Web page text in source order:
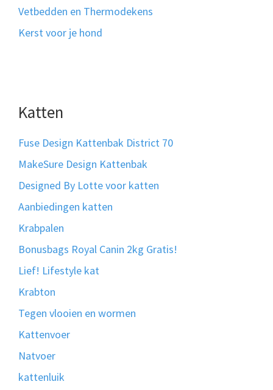
Vetbedden en Thermodekens
Kerst voor je hond
Katten
Fuse Design Kattenbak District 70
MakeSure Design Kattenbak
Designed By Lotte voor katten
Aanbiedingen katten
Krabpalen
Bonusbags Royal Canin 2kg Gratis!
Lief! Lifestyle kat
Krabton
Tegen vlooien en wormen
Kattenvoer
Natvoer
kattenluik